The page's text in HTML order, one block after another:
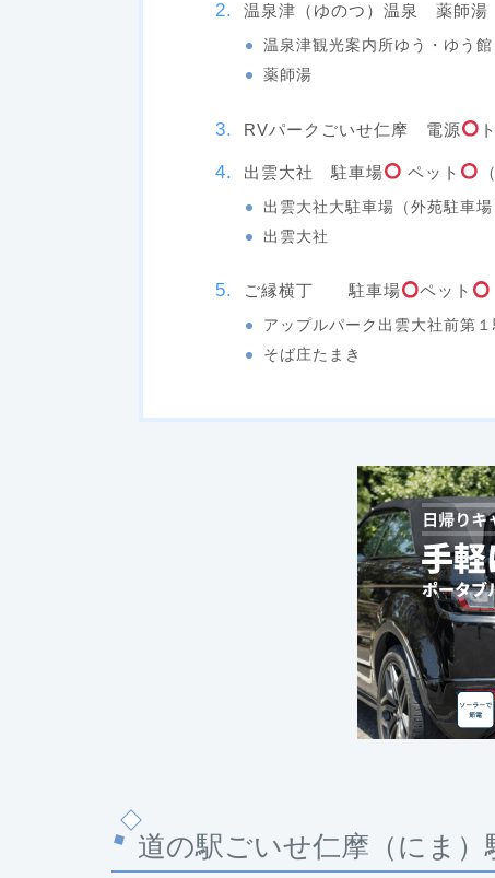
温泉津（ゆのつ）温泉 薬師
温泉津観光案内所ゆう・ゆう
薬師湯
RVパークごいせ仁摩 電源
出雲大社 駐車場 ペット
出雲大社大駐車場（外苑駐車
出雲大社
ご縁横丁 駐車場 ペット
アップルパーク出雲大社前第
そば庄たまき
道の駅ごいせ仁摩（にま）